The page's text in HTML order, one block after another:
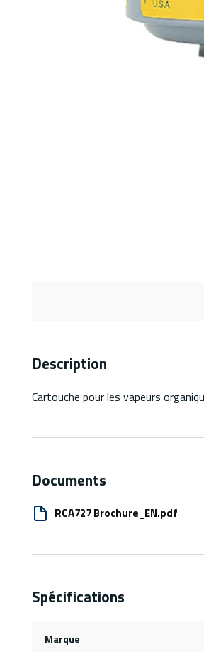
Description
Cartouche pour les vapeurs
Documents
RCA727 Brochure_EN.pdf
Spécifications
Marque